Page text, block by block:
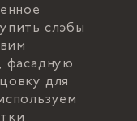
слэбы
фасадную
для